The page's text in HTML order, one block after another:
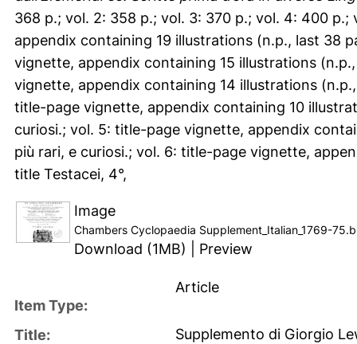
368 p.; vol. 2: 358 p.; vol. 3: 370 p.; vol. 4: 400 p.;
appendix containing 19 illustrations (n.p., last 38
vignette, appendix containing 15 illustrations
vignette, appendix containing 14 illustrations
title-page vignette, appendix containing 10
curiosi.; vol. 5: title-page vignette, appendix
più rari, e curiosi.; vol. 6: title-page vignette,
title Testacei, 4°,
Image
Chambers Cyclopaedia Supplement_Italian_1769-
Download (1MB) Preview
Item Type:
Article
Title:
Supplemento di Giorgio